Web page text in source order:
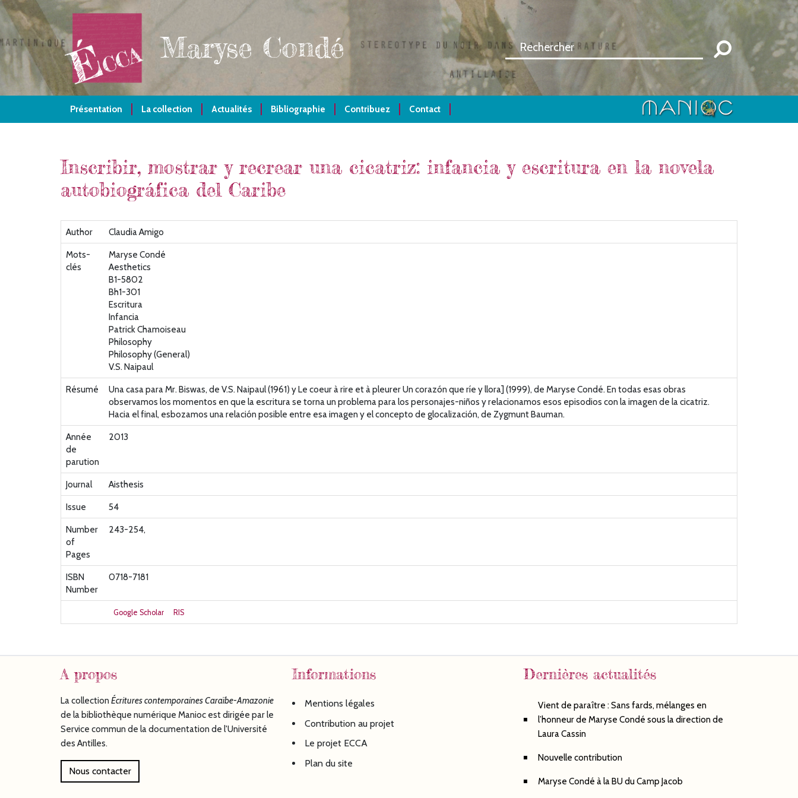
Aller
au
contenu
principal
Maryse Condé
Présentation La collection Actualités Bibliographie Contribuez Contact
Inscribir, mostrar y recrear una cicatriz: infancia y escritura en la novela
autobiográfica del Caribe
Author
Claudia Amigo
Mots-
clés
Maryse Condé
Aesthetics
B1-5802
Bh1-301
Escritura
Infancia
Patrick Chamoiseau
Philosophy
Philosophy (General)
V.S. Naipaul
Résumé
Una casa para Mr. Biswas, de V.S. Naipaul (1961) y Le coeur à rire et à pleurer Un corazón que ríe y llora] (1999), de Maryse Condé. En todas esas obras
observamos los momentos en que la escritura se torna un problema para los personajes-niños y relacionamos esos episodios con la imagen de la cicatriz.
Hacia el final, esbozamos una relación posible entre esa imagen y el concepto de glocalización, de Zygmunt Bauman.
Année
de
parution
2013
Journal
Aisthesis
Issue
54
Number
of
Pages
243-254,
ISBN
Number
0718-7181
Google Scholar RIS
A propos
La collection Écriturescontemporaines Caraïbe-Amazonie
de la bibliothèque numérique Manioc est dirigée par le
Service commun de la documentation de l'Université
des Antilles.
Nous contacter
Informations
Mentions légales
Contribution au projet
Le projet ECCA
Plan du site
Dernières actualités
Vient de paraître : Sans fards, mélanges en
l’honneur de Maryse Condé sous la direction de
Laura Cassin
Nouvelle contribution
Maryse Condé à la BU du Camp Jacob